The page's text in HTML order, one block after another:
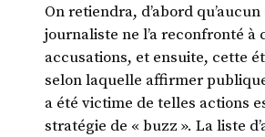
On retiendra, d’abord
journaliste ne l’a reconfronté à
accusations, et ensuite, cette
selon laquelle affirmer
a été victime de telles actions
stratégie de « buzz ». La liste